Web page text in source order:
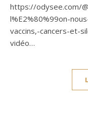
https://odysee.com/
l%E2%80%99on-
vaccins,-cancers-
vidéo…